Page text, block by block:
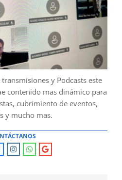
y Podcasts este
contenido mas dinámico para
cubrimiento de eventos,
y mucho mas.